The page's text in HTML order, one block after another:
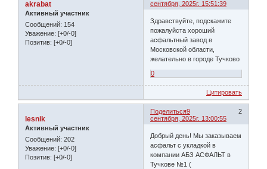
сентября, 2025г. 15:51:39
akrabat
Активный участник
Сообщений: 154
Уважение: [+0/-0]
Позитив: [+0/-0]
Здравствуйте, подскажите
пожалуйста хороший
асфальтный завод в
Московской области,
желательно в городе Тучково
0
Цитировать
Поделиться 2
9
сентября, 2025г. 13:00:55
lesnik
Активный участник
Сообщений: 202
Уважение: [+0/-0]
Позитив: [+0/-0]
Добрый день! Мы заказываем
асфальт с укладкой в
компании АБЗ АСФАЛЬТ в
Тучкове №1 (